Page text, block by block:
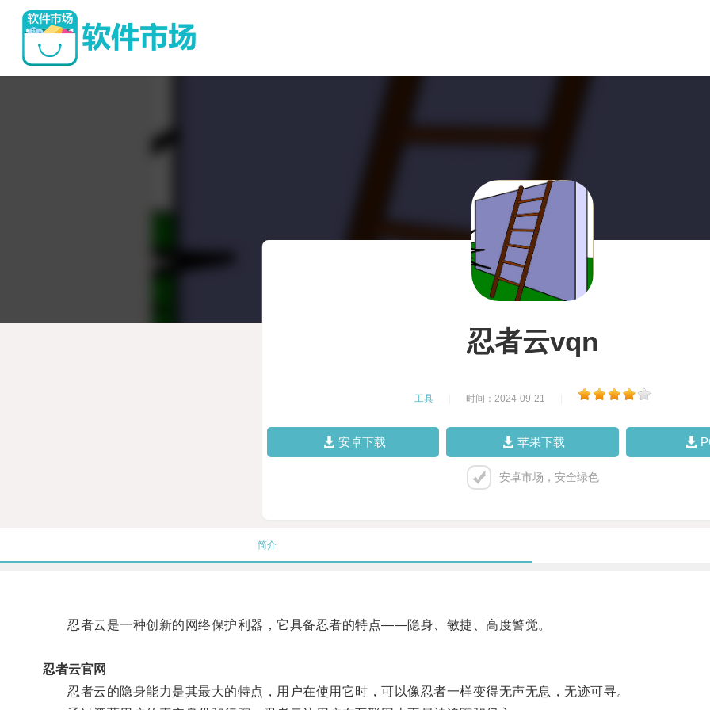
忍者云vqn
工具 时间：2024-09-21
安卓下载 苹果下载
安卓市场，安全绿色
简介
忍者云是一种创新的网络保护利器，它具备忍者的特点——隐身、敏捷、高度警觉。
忍者云官网
忍者云的隐身能力是其最大的特点，用户在使用它时，可以像忍者一样变得无声无息，无迹可寻。